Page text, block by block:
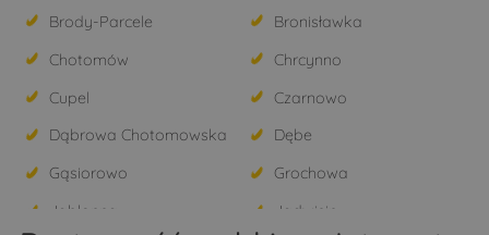
Brody-Parcele
Bronisławka
Chotomów
Chrcynno
Cupel
Czarnowo
Dąbrowa Chotomowska
Dębe
Gąsiorowo
Grochowa
Jabłonna
Jadwisin